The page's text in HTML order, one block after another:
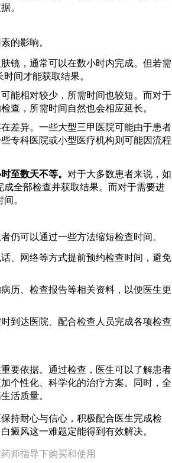
。
的影响。
镜，通常可以在数小时内完成。但若需
间才能获取结果。
能相对较少，所需时间也较短。而对于
查，所需时间自然也会相应延长。
差异。一些大型三甲医院可能由于患者
专科医院或小型医疗机构则可能因流程
至数天不等。 对于大多数患者来说，如
全部检查并获取结果。而对于需要进
。
仍可以通过一些方法缩短检查时间。
、网络等方式提前预约检查时间，避免
历、检查报告等相关资料，以便医生更
到达医院、配合检查人员完成各项检查
要依据。通过检查，医生可以了解患者
个性化、科学化的治疗方案。同时，全
活质量。
持耐心与信心，积极配合医生完成检
癜风这一难题定能得到有效解决。
师指导下购买和使用